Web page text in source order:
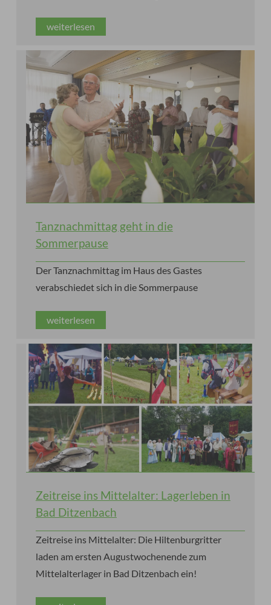
weiterlesen
Tanznachmittag geht in die
Sommerpause
Der Tanznachmittag im Haus des Gastes
verabschiedet sich in die Sommerpause
weiterlesen
Zeitreise ins Mittelalter: Lagerleben in
Bad Ditzenbach
Zeitreise ins Mittelalter: Die Hiltenburgritter
laden am ersten Augustwochenende zum
Mittelalterlager in Bad Ditzenbach ein!